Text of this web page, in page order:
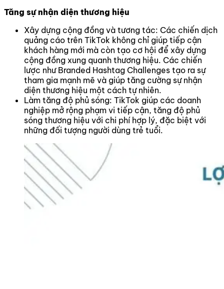
Tăng sự nhận diện thương hiệu
Xây dựng cộng đồng và tương tác: Các chiến dịch
quảng cáo trên TikTok không chỉ giúp tiếp cận
khách hàng mới mà còn tạo cơ hội để xây dựng
cộng đồng xung quanh thương hiệu. Các chiến
lược như Branded Hashtag Challenges tạo ra sự
tham gia mạnh mẽ và giúp tăng cường sự nhận
diện thương hiệu một cách tự nhiên.
Làm tăng độ phủ sóng: TikTok giúp các doanh
nghiệp mở rộng phạm vi tiếp cận, tăng độ phủ
sóng thương hiệu với chi phí hợp lý, đặc biệt với
những đối tượng người dùng trẻ tuổi.